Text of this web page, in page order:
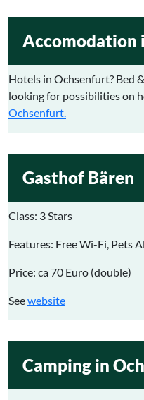
Accomodation
Hotels in Ochsenfurt? Bed
looking for possibilities on
Ochsenfurt.
Gasthof Bären
Class: 3 Stars
Features: Free Wi-Fi, Pets
Price: ca 70 Euro (double)
Seewebsite
Camping in